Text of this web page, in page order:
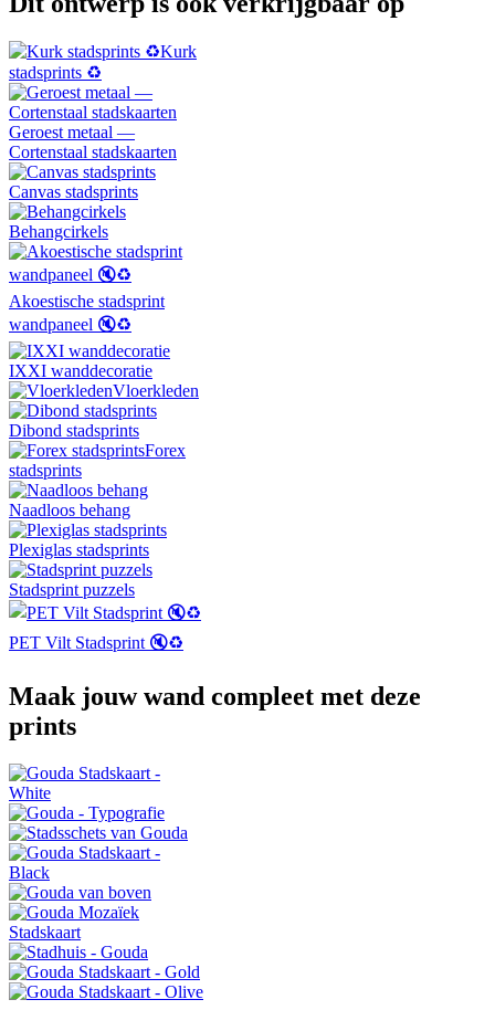
Kurk
stadsprints ♻️
Geroest metaal —
Cortenstaal stadskaarten
Canvas stadsprints
Behangcirkels
Akoestische stadsprint
wandpaneel 🔇♻️
IXXI wanddecoratie
Vloerkleden
Dibond stadsprints
Forex
stadsprints
Naadloos behang
Plexiglas stadsprints
Stadsprint puzzels
PET Vilt Stadsprint 🔇♻️
Maak jouw wand compleet met deze
prints